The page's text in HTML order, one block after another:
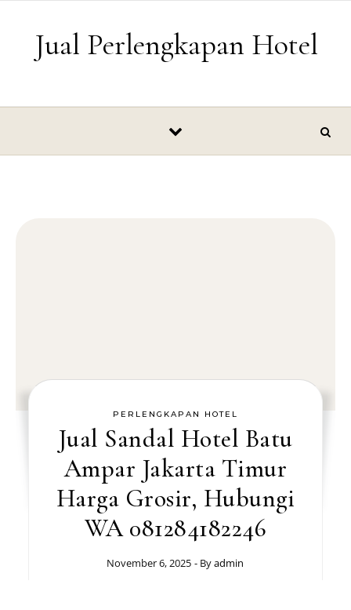
Jual Perlengkapan Hotel
PERLENGKAPAN HOTEL
Jual Sandal Hotel Batu
Ampar Jakarta Timur
Harga Grosir, Hubungi
WA 081284182246
November 6, 2025 - Byadmin